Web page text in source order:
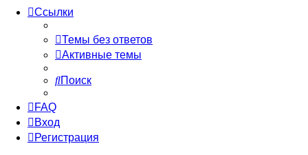
Ссылки
Темы без ответов
Активные темы
Поиск
FAQ
Вход
Регистрация